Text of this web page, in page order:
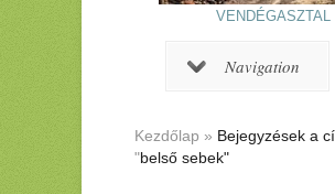
VENDÉGASZTAL
Navigation
Kezdőlap » Bejegyzések a
"belső sebek"